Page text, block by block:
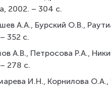
2002. – 304 с.
А.А., Бурский О.В.,
352 с.
А.В., Петросова Р.А.,
278 с.
И.Н., Корнилова О.А.,